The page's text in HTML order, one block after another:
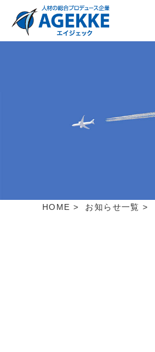
HOME > お知らせ一覧 >